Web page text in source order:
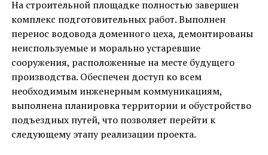
На строительной площадке полностью завершен
комплекс подготовительных работ. Выполнен
перенос водовода доменного цеха, демонтированы
неиспользуемые и морально устаревшие
сооружения, расположенные на месте будущего
производства. Обеспечен доступ ко всем
необходимым инженерным коммуникациям,
выполнена планировка территории и обустройство
подъездных путей, что позволяет перейти к
следующему этапу реализации проекта.